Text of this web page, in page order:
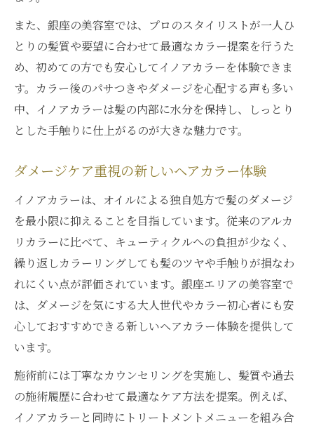
また、銀座の美容室では、プロのスタイリストが一人ひ
とりの髪質や要望に合わせて最適なカラー提案を行うた
め、初めての方でも安心してイノアカラーを体験できま
す。カラー後のパサつきやダメージを心配する声も多い
中、イノアカラーは髪の内部に水分を保持し、しっとり
とした手触りに仕上がるのが大きな魅力です。
ダメージケア重視の新しいヘアカラー体験
イノアカラーは、オイルによる独自処方で髪のダメージ
を最小限に抑えることを目指しています。従来のアルカ
リカラーに比べて、キューティクルへの負担が少なく、
繰り返しカラーリングしても髪のツヤや手触りが損なわ
れにくい点が評価されています。銀座エリアの美容室で
は、ダメージを気にする大人世代やカラー初心者にも安
心しておすすめできる新しいヘアカラー体験を提供して
います。
施術前には丁寧なカウンセリングを実施し、髪質や過去
の施術履歴に合わせて最適なケア方法を提案。例えば、
イノアカラーと同時にトリートメントメニューを組み合